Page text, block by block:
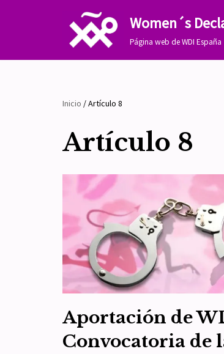
Women´s
Página web de WDI España
Inicio /Artículo 8
Artículo 8
Aportación de
Convocatoria de